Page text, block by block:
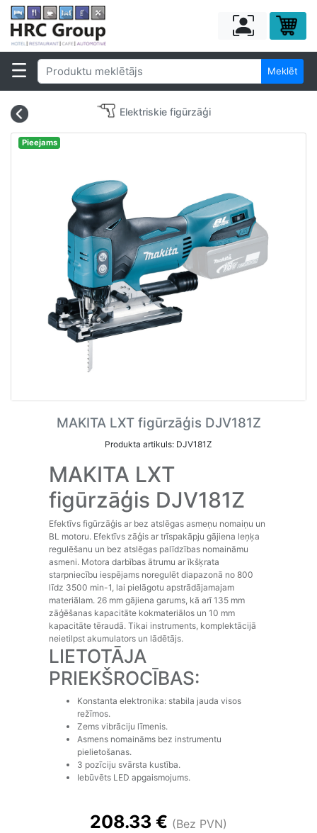
Meklēt
Elektriskie figūrzāģi
Pieejams
MAKITA LXT figūrzāģis DJV181Z
Produkta artikuls: DJV181Z
MAKITA LXT
figūrzāģis DJV181Z
Efektīvs figūrzāģis ar bez atslēgas asmeņu nomaiņu un
BL motoru. Efektīvs zāģis ar trīspakāpju gājiena leņķa
regulēšanu un bez atslēgas palīdzības nomaināmu
asmeni. Motora darbības ātrumu ar īkšķrata
starpniecību iespējams noregulēt diapazonā no 800
līdz 3500 min-1, lai pielāgotu apstrādājamajam
materiālam. 26 mm gājiena garums, kā arī 135 mm
zāģēšanas kapacitāte kokmateriālos un 10 mm
kapacitāte tēraudā. Tikai instruments, komplektācijā
neietilpst akumulators un lādētājs.
LIETOTĀJA
PRIEKŠROCĪBAS:
Konstanta elektronika: stabila jauda visos
režīmos.
Zems vibrāciju līmenis.
Asmens nomaināms bez instrumentu
pielietošanas.
3 pozīciju svārsta kustība.
Iebūvēts LED apgaismojums.
208.33 € (Bez PVN)